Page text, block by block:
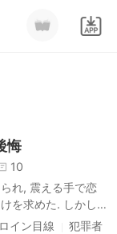
悔
10
れ, 震える手で恋
めた. しかし
すのに忙しい」と,
イン目線
犯罪者